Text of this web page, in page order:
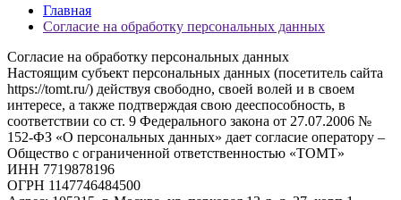
Главная
Согласие на обработку персональных данных
Согласие на обработку персональных данных
Настоящим субъект персональных данных (посетитель сайта
https://tomt.ru/) действуя свободно, своей волей и в своем
интересе, а также подтверждая свою дееспособность, в
соответствии со ст. 9 Федерального закона от 27.07.2006 №
152-ФЗ «О персональных данных» дает согласие оператору –
Общество с ограниченной ответственностью «ТОМТ»
ИНН 7719878196
ОГРН 1147746484500